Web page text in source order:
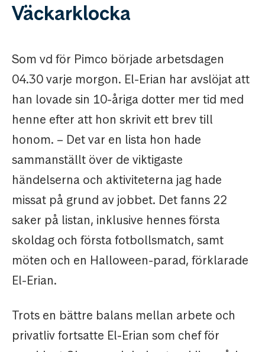
Väckarklocka
Som vd för Pimco började arbetsdagen
04.30 varje morgon. El-Erian har avslöjat att
han lovade sin 10-åriga dotter mer tid med
henne efter att hon skrivit ett brev till
honom. – Det var en lista hon hade
sammanställt över de viktigaste
händelserna och aktiviteterna jag hade
missat på grund av jobbet. Det fanns 22
saker på listan, inklusive hennes första
skoldag och första fotbollsmatch, samt
möten och en Halloween-parad, förklarade
El-Erian.
Trots en bättre balans mellan arbete och
privatliv fortsatte El-Erian som chef för